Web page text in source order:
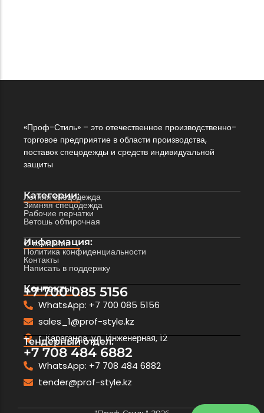
«Проф-Стиль» – это отечественное производственно-
торговое предприятие в области производства,
поставок спецодежды и средств индивидуальной
защиты
Категории:
Летняя спецодежда
Зимняя спецодежда
Рабочие перчатки
Ветошь обтирочная
Информация:
О компании
Политика конфиденциальности
Контакты
Написать в поддержку
Контакты:
+7 700 085 5156
WhatsApp: +7 700 085 5156
sales_1@prof-style.kz
г. Караганда, ул. Инженерная, 12
Тендерный отдел:
+7 708 484 6882
WhatsApp: +7 708 484 6882
tender@prof-style.kz